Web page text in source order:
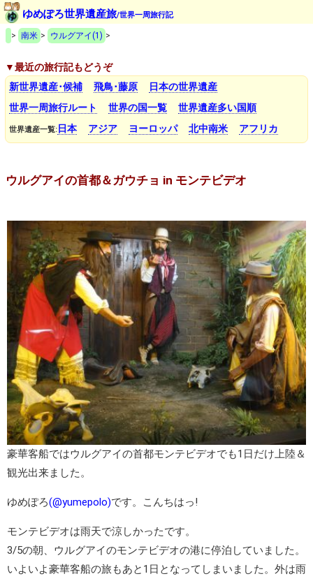
ゆめぽろ世界遺産旅/世界一周旅行記
> 南米 > ウルグアイ(1) >
▼最近の旅行記もどうぞ
新世界遺産･候補
飛鳥･藤原
日本の世界遺産
世界一周旅行ルート
世界の国一覧 世界遺産多い国順
世界遺産一覧: 日本 アジア ヨーロッパ 北中南米 アフリカ
ウルグアイの首都＆ガウチョ in モンテビデオ
豪華客船ではウルグアイの首都モンテビデオでも1日だけ上陸＆
観光出来ました。
ゆめぽろ(@yumepolo)です。こんちはっ!
モンテビデオは雨天で涼しかったです。
3/5の朝、ウルグアイのモンテビデオの港に停泊していました。
いよいよ豪華客船の旅もあと1日となってしまいました。外は雨